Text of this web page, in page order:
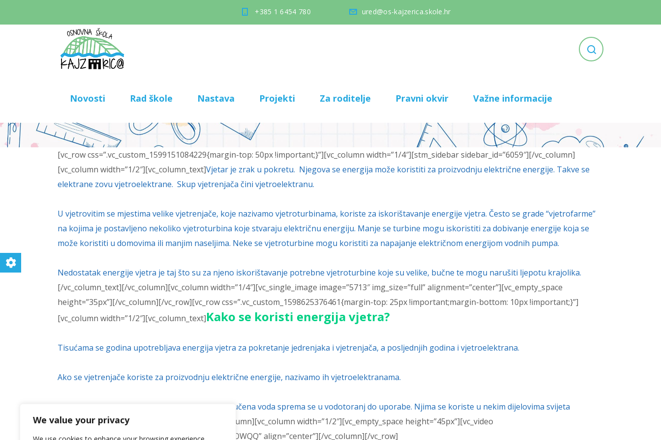
We value your privacy
+385 1 6454 780 ured@os-kajzerica.skole.hr
Novosti Rad škole Nastava Projekti Za roditelje Pravni okvir Važne informacije
[vc_row css=”.vc_custom_1599151084229{margin-top: 50px !important;}”][vc_column width=”1/4″][stm_sidebar sidebar_id=”6059″][/vc_column]
[vc_column width=”1/2″][vc_column_text]Vjetar je zrak u pokretu. Njegova se energija može koristiti za proizvodnju električne energije. Takve se
elektrane zovu vjetroelektrane. Skup vjetrenjača čini vjetroelektranu.
U vjetrovitim se mjestima velike vjetrenjače, koje nazivamo vjetroturbinama, koriste za iskorištavanje energije vjetra. Često se grade “vjetrofarme”
na kojima je postavljeno nekoliko vjetroturbina koje stvaraju električnu energiju. Manje se turbine mogu iskoristiti za dobivanje energije koja se
može koristiti u domovima ili manjim naseljima. Neke se vjetroturbine mogu koristiti za napajanje električnom energijom vodnih pumpa.
Nedostatak energije vjetra je taj što su za njeno iskorištavanje potrebne vjetroturbine koje su velike, bučne te mogu narušiti ljepotu krajolika.
[/vc_column_text][/vc_column][vc_column width=”1/4″][vc_single_image image=”5713″ img_size=”full” alignment=”center”][vc_empty_space
height=”35px”][/vc_column][/vc_row][vc_row css=”.vc_custom_1598625376461{margin-top: 25px !important;margin-bottom: 10px !important;}”]
[vc_column width=”1/2″][vc_column_text]Kako se koristi energija vjetra?
Tisućama se godina upotrebljava energija vjetra za pokretanje jedrenjaka i vjetrenjača, a posljednjih godina i vjetroelektrana.
Ako se vjetrenjače koriste za proizvodnju električne energije, nazivamo ih vjetroelektranama.
Vjetrene crpke crpe vodu iz dubokih bunara, izvučena voda sprema se u vodotoranj do uporabe. Njima se koriste u nekim dijelovima svijeta
(Australija, Afrika, SAD).
[/vc_column_text][/vc_column][vc_column width=”1/2″][vc_empty_space height=”45px”][vc_video
link=”https://www.youtube.com/watch?v=8IrfvcXOWQQ” align=”center”][/vc_column][/vc_row]